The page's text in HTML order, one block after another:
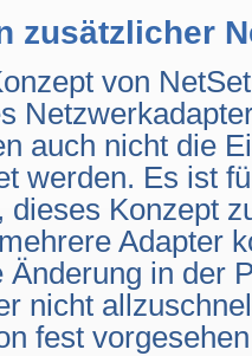
zusätzlicher
von
auch nicht die
werden. Es ist
dieses Konzept
Adapter
Änderung in der
nicht
fest